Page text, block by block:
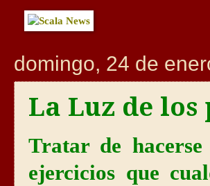
domingo, 24 de
La Luz de los
Tratar de
ejercicios que